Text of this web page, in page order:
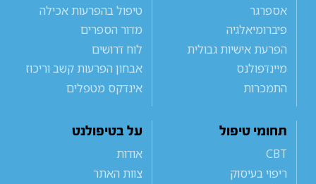
אספרגר
פיברומיאלגיה
הפרעת אישיות גבולית
מיינדפולנס
התמכרות
טיפול בהפרעות אכילה
מדור הספרים
לוח דרושים
אבחון הפרעות קשב וריכוז
אינדקס מטפלים
תחומי טיפול
CBT
ריפוי בעיסוק
על בטיפולנט
אודות
צוות האתר